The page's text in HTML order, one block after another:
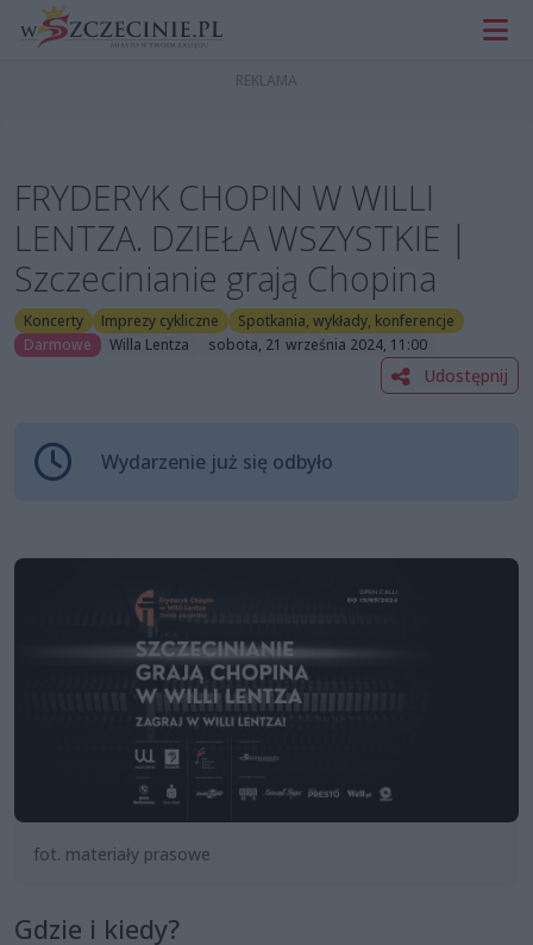
FRYDERYK CHOPIN W WILLI
LENTZA. DZIEŁA WSZYSTKIE |
Szczecinianie grają Chopina
Koncerty Imprezy cykliczne
Spotkania, wykłady, konferencje
Darmowe
Willa Lentza sobota, 21 września 2024, 11:00
Udostępnij
Wydarzenie już się odbyło
fot. materiały prasowe
Gdzie i kiedy?